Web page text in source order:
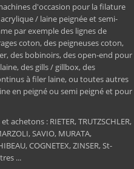
d'occasion pour la filature
/ laine peignée et semi-
par exemple des lignes de
coton, des peigneuses coton,
des bobinoirs, des open-end pour
des gills / gillbox, des
à filer laine, ou toutes autres
en peigné ou semi peigné et pour
: RIETER, TRUTZSCHLER,
SAVIO, MURATA,
COGNETEX, ZINSER, St-
...